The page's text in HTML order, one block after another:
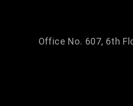
Office No. 607, 6th